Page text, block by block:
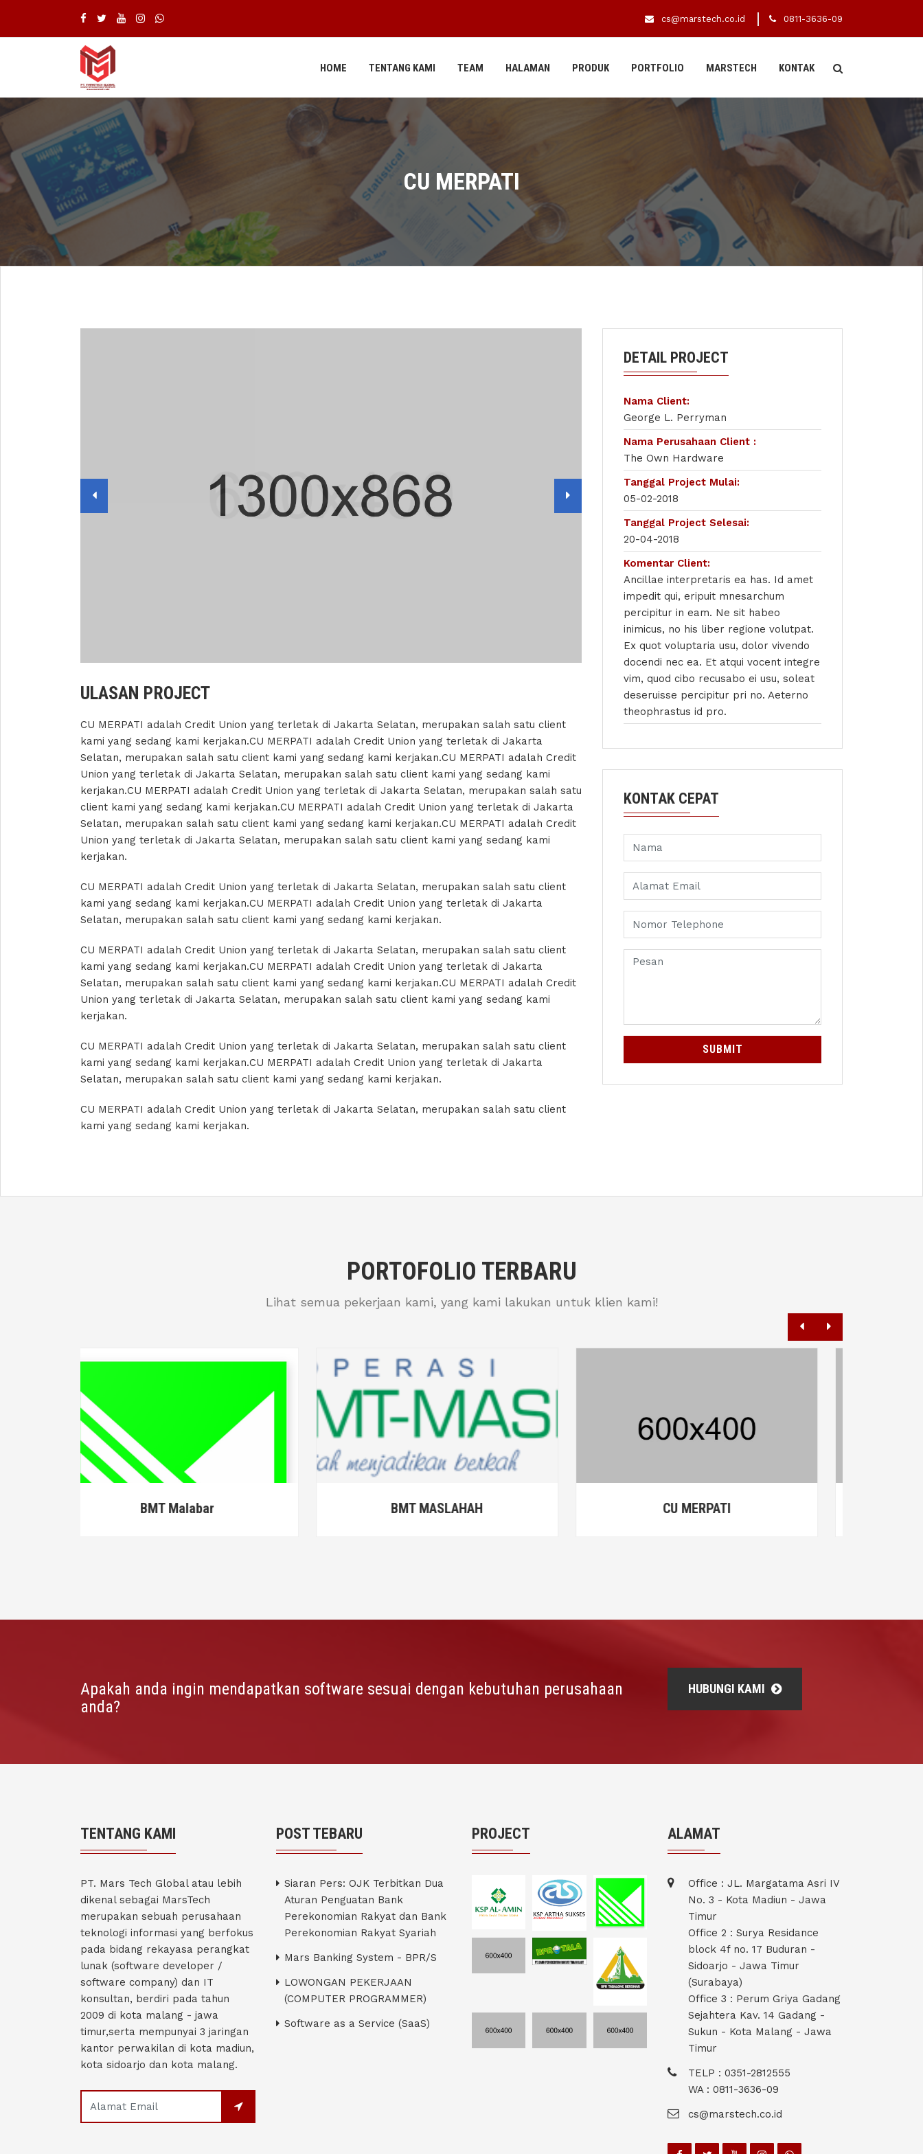
cs@marstech.co.id 0811-3636-09
HOME TENTANG KAMI TEAM HALAMAN PRODUK PORTFOLIO MARSTECH KONTAK
CU MERPATI
ULASAN PROJECT
CU MERPATI adalah Credit Union yang terletak di Jakarta Selatan, merupakan salah satu client
kami yang sedang kami kerjakan.CU MERPATI adalah Credit Union yang terletak di Jakarta
Selatan, merupakan salah satu client kami yang sedang kami kerjakan.CU MERPATI adalah Credit
Union yang terletak di Jakarta Selatan, merupakan salah satu client kami yang sedang kami
kerjakan.CU MERPATI adalah Credit Union yang terletak di Jakarta Selatan, merupakan salah satu
client kami yang sedang kami kerjakan.CU MERPATI adalah Credit Union yang terletak di Jakarta
Selatan, merupakan salah satu client kami yang sedang kami kerjakan.CU MERPATI adalah Credit
Union yang terletak di Jakarta Selatan, merupakan salah satu client kami yang sedang kami
kerjakan.
CU MERPATI adalah Credit Union yang terletak di Jakarta Selatan, merupakan salah satu client
kami yang sedang kami kerjakan.CU MERPATI adalah Credit Union yang terletak di Jakarta
Selatan, merupakan salah satu client kami yang sedang kami kerjakan.
CU MERPATI adalah Credit Union yang terletak di Jakarta Selatan, merupakan salah satu client
kami yang sedang kami kerjakan.CU MERPATI adalah Credit Union yang terletak di Jakarta
Selatan, merupakan salah satu client kami yang sedang kami kerjakan.CU MERPATI adalah Credit
Union yang terletak di Jakarta Selatan, merupakan salah satu client kami yang sedang kami
kerjakan.
CU MERPATI adalah Credit Union yang terletak di Jakarta Selatan, merupakan salah satu client
kami yang sedang kami kerjakan.CU MERPATI adalah Credit Union yang terletak di Jakarta
Selatan, merupakan salah satu client kami yang sedang kami kerjakan.
CU MERPATI adalah Credit Union yang terletak di Jakarta Selatan, merupakan salah satu client
kami yang sedang kami kerjakan.
DETAIL PROJECT
Nama Client:
George L. Perryman
Nama Perusahaan Client :
The Own Hardware
Tanggal Project Mulai:
05-02-2018
Tanggal Project Selesai:
20-04-2018
Komentar Client:
Ancillae interpretaris ea has. Id amet
impedit qui, eripuit mnesarchum
percipitur in eam. Ne sit habeo
inimicus, no his liber regione volutpat.
Ex quot voluptaria usu, dolor vivendo
docendi nec ea. Et atqui vocent integre
vim, quod cibo recusabo ei usu, soleat
deseruisse percipitur pri no. Aeterno
theophrastus id pro.
KONTAK CEPAT
SUBMIT
PORTOFOLIO TERBARU
Lihat semua pekerjaan kami, yang kami lakukan untuk klien kami!
BMT MASLAHAH CU MERPATI CU MERPATI
Apakah anda ingin mendapatkan software sesuai dengan kebutuhan perusahaan
anda?
HUBUNGI KAMI
TENTANG KAMI
PT. Mars Tech Global atau lebih
dikenal sebagai MarsTech
merupakan sebuah perusahaan
teknologi informasi yang berfokus
pada bidang rekayasa perangkat
lunak (software developer /
software company) dan IT
konsultan, berdiri pada tahun
2009 di kota malang - jawa
timur,serta mempunyai 3 jaringan
kantor perwakilan di kota madiun,
kota sidoarjo dan kota malang.
POST TEBARU
Siaran Pers: OJK Terbitkan Dua
Aturan Penguatan Bank
Perekonomian Rakyat dan Bank
Perekonomian Rakyat Syariah
Mars Banking System - BPR/S
LOWONGAN PEKERJAAN
(COMPUTER PROGRAMMER)
Software as a Service (SaaS)
PROJECT ALAMAT
Office : JL. Margatama Asri IV
No. 3 - Kota Madiun - Jawa
Timur
Office 2 : Surya Residance
block 4f no. 17 Buduran -
Sidoarjo - Jawa Timur
(Surabaya)
Office 3 : Perum Griya Gadang
Sejahtera Kav. 14 Gadang -
Sukun - Kota Malang - Jawa
Timur
TELP : 0351-2812555
WA : 0811-3636-09
cs@marstech.co.id